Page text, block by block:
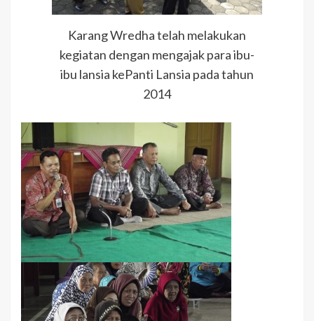
Karang Wredha telah melakukan
kegiatan dengan mengajak para ibu-
ibu lansia kePanti Lansia pada tahun
2014